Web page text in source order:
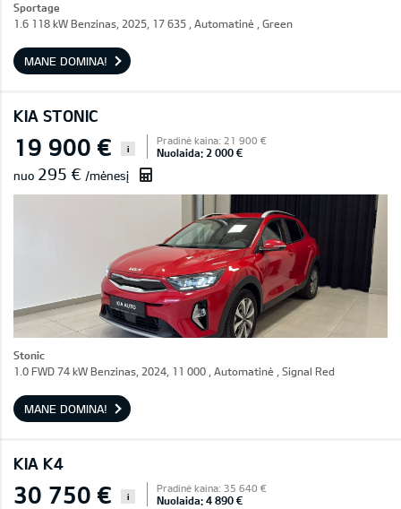
Sportage
1.6 118 kW Benzinas, 2025, 17 635 , Automatinė , Green
MANE DOMINA!
KIA STONIC
19 900 € i
Pradinė kaina: 21 900 €
Nuolaida: 2 000 €
nuo 295 € /mėnesį
Stonic
1.0 FWD 74 kW Benzinas, 2024, 11 000 , Automatinė , Signal Red
MANE DOMINA!
KIA K4
30 750 € i
Pradinė kaina: 35 640 €
Nuolaida: 4 890 €